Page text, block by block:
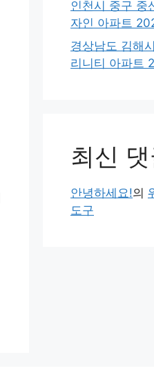
인천시 중구 중
자인 아파트
경상남도 김해
리니티 아파트
최신
안녕하세요!의
도구